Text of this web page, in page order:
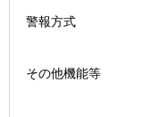
警報方式
その他機能等